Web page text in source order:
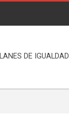
DE IGUALDAD